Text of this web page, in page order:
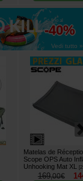
fino al
-40%
Vedi tutto »
Matelas de
Scope OPS Auto
Unhooking Mat XL
[
169,00€